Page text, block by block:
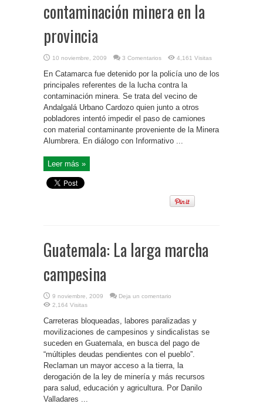
contaminación minera en la
provincia
10 noviembre, 2009 3 Comentarios 4,161 Visitas
En Catamarca fue detenido por la policía uno de los
principales referentes de la lucha contra la
contaminación minera. Se trata del vecino de
Andalgalá Urbano Cardozo quien junto a otros
pobladores intentó impedir el paso de camiones
con material contaminante proveniente de la Minera
Alumbrera. En diálogo con Informativo ...
Leer más »
Guatemala: La larga marcha
campesina
9 noviembre, 2009
Deja un comentario
2,164 Visitas
Carreteras bloqueadas, labores paralizadas y
movilizaciones de campesinos y sindicalistas se
suceden en Guatemala, en busca del pago de
“múltiples deudas pendientes con el pueblo”.
Reclaman un mayor acceso a la tierra, la
derogación de la ley de minería y más recursos
para salud, educación y agricultura. Por Danilo
Valladares ...